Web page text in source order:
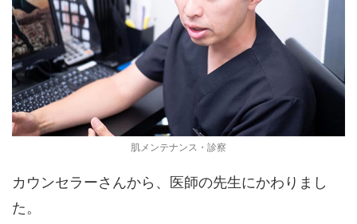
肌メンテナンス・診察
カウンセラーさんから、医師の先生にかわりまし
た。